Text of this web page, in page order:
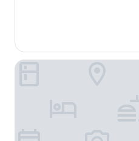
Andong Dasulki Camp